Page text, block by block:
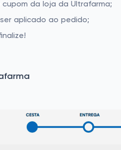
da loja da Ultrafarma;
aplicado ao pedido;